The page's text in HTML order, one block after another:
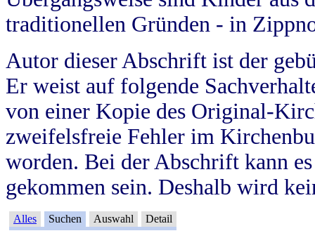
traditionellen Gründen - in
Autor dieser Abschrift ist der
Er weist auf folgende
von einer Kopie des Original-
zweifelsfreie Fehler im
worden. Bei der Abschrift kann
gekommen sein. Deshalb wird
Alles Suchen Auswahl Detail